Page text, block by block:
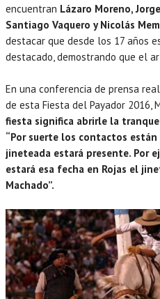
encuentran Lázaro Moreno,
Santiago Vaquero y Nicolás
destacar que desde los 17 años
destacado, demostrando que el
En una conferencia de prensa
de esta Fiesta del Payador 2016,
fiesta significa abrirle la
“Por suerte los contactos
jineteada estará presente. Por
estará esa fecha en Rojas el
Machado”.